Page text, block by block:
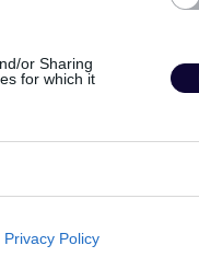
or Sharing
for which it
Privacy Policy